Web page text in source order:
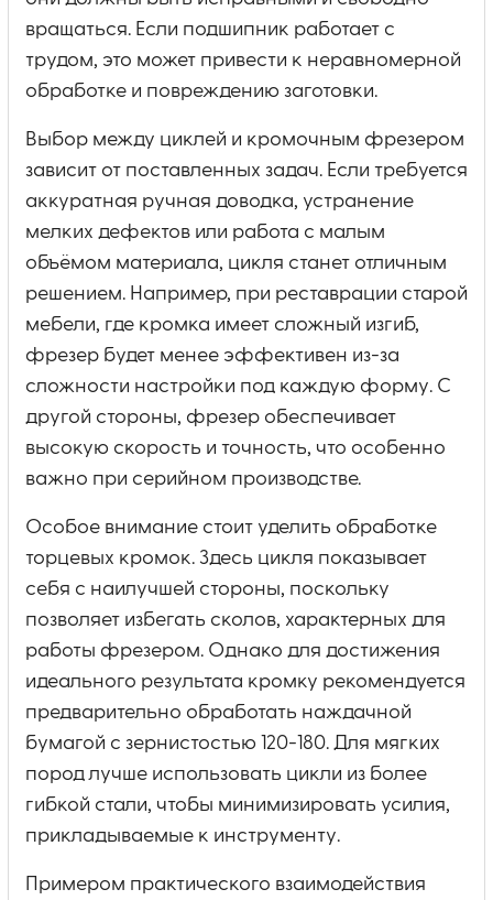
вращаться. Если подшипник работает с
трудом, это может привести к неравномерной
обработке и повреждению заготовки.
Выбор между циклей и кромочным фрезером
зависит от поставленных задач. Если требуется
аккуратная ручная доводка, устранение
мелких дефектов или работа с малым
объёмом материала, цикля станет отличным
решением. Например, при реставрации старой
мебели, где кромка имеет сложный изгиб,
фрезер будет менее эффективен из-за
сложности настройки под каждую форму. С
другой стороны, фрезер обеспечивает
высокую скорость и точность, что особенно
важно при серийном производстве.
Особое внимание стоит уделить обработке
торцевых кромок. Здесь цикля показывает
себя с наилучшей стороны, поскольку
позволяет избегать сколов, характерных для
работы фрезером. Однако для достижения
идеального результата кромку рекомендуется
предварительно обработать наждачной
бумагой с зернистостью 120-180. Для мягких
пород лучше использовать цикли из более
гибкой стали, чтобы минимизировать усилия,
прикладываемые к инструменту.
Примером практического взаимодействия